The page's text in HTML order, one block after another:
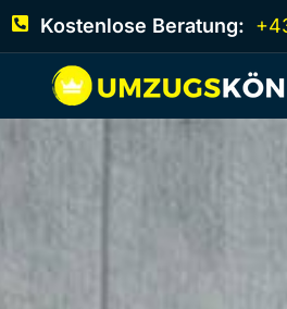
Kostenlose Beratung: